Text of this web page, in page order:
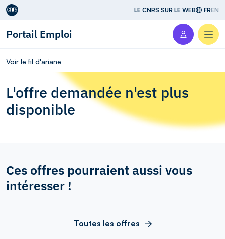
Aller au contenu LE CNRS SUR LE WEB FREN
Portail Emploi
Voir le fil d'ariane
L'offre demandée n'est plus
disponible
Ces offres pourraient aussi vous
intéresser !
Toutes les offres